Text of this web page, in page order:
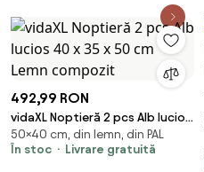
492,99 RON
vidaXL Noptieră 2 pcs Alb lucios
40 x 35 x 50 cm Lemn compozit
50×40 cm, din lemn, din PAL
În stoc
Livrare gratuită